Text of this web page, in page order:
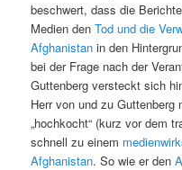
beschwert, dass die
Medien denTod und die
Afghanistan in den
bei der Frage nach der
Guttenberg versteckt sich
Herr von und zu Guttenberg
„hochkocht“ (kurz vor dem
schnell zu einem
Afghanistan. So wie er den